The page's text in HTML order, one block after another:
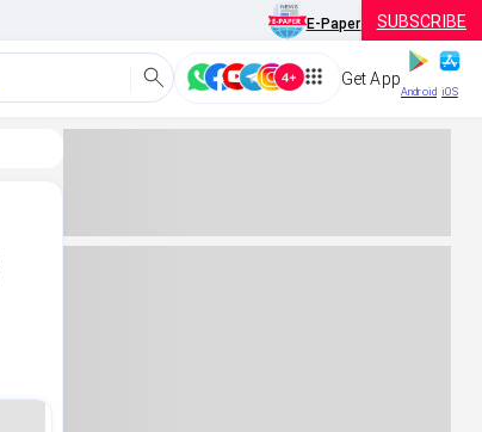
E-Paper SUBSCRIBE
Get App
Android iOS